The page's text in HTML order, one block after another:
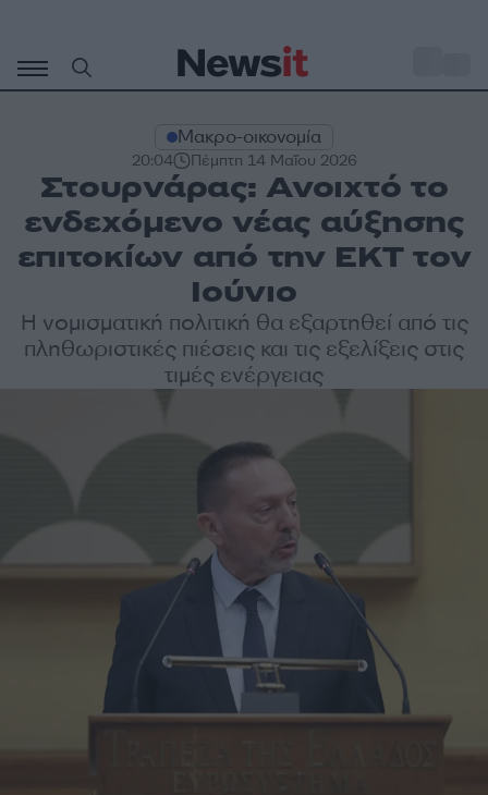
περιεχόμενο
Μακρο-οικονομία
20:04 Πέμπτη 14 Μαΐου 2026
Στουρνάρας: Ανοιχτό το
ενδεχόμενο νέας αύξησης
επιτοκίων από την ΕΚΤ τον
Ιούνιο
Η νομισματική πολιτική θα εξαρτηθεί από τις
πληθωριστικές πιέσεις και τις εξελίξεις στις
τιμές ενέργειας